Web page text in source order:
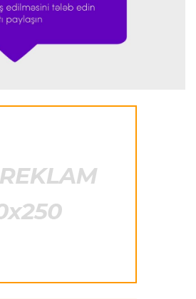
Həmiltonu
etdi
heç-heçə etdi